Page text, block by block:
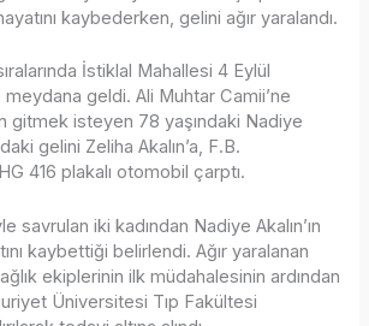
kaybederken, gelini ağır yaralandı.
İstiklal Mahallesi 4 Eylül
geldi. Ali Muhtar Camii’ne
gitmek isteyen 78 yaşındaki Nadiye
gelini Zeliha Akalın’a, F.B.
416 plakalı otomobil çarptı.
savrulan iki kadından Nadiye Akalın’ın
kaybettiği belirlendi. Ağır yaralanan
ekiplerinin ilk müdahalesinin ardından
Üniversitesi Tıp Fakültesi